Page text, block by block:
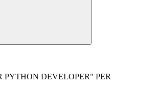
PYTHON DEVELOPER" PER